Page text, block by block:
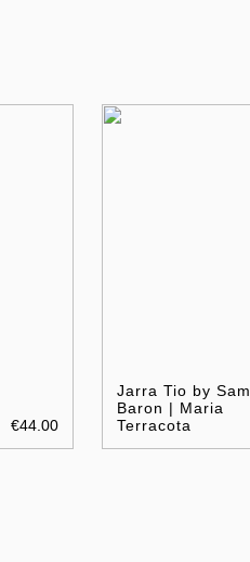
€44.00
Jarra Tio by Sam
Baron | Maria
Terracota